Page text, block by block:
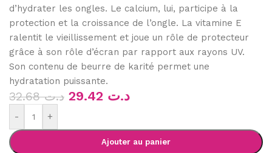
d’hydrater les ongles. Le calcium, lui, participe à la
protection et la croissance de l’ongle. La vitamine E
ralentit le vieillissement et joue un rôle de protecteur
grâce à son rôle d’écran par rapport aux rayons UV.
Son contenu de beurre de karité permet une
hydratation puissante.
د.ت32.68 د.ت
- +
Ajouter au panier